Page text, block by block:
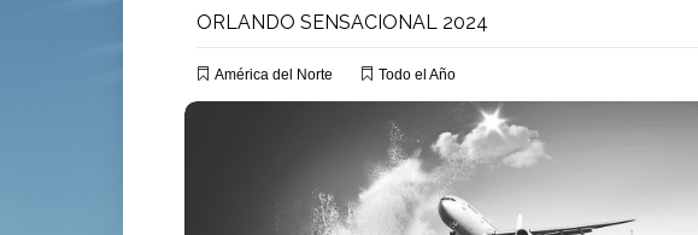
ORLANDO SENSACIONAL 2024
América del Norte Todo el Año